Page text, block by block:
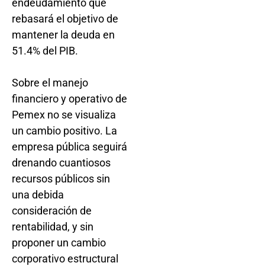
endeudamiento que
rebasará el objetivo de
mantener la deuda en
51.4% del PIB.
Sobre el manejo
financiero y operativo de
Pemex no se visualiza
un cambio positivo. La
empresa pública seguirá
drenando cuantiosos
recursos públicos sin
una debida
consideración de
rentabilidad, y sin
proponer un cambio
corporativo estructural